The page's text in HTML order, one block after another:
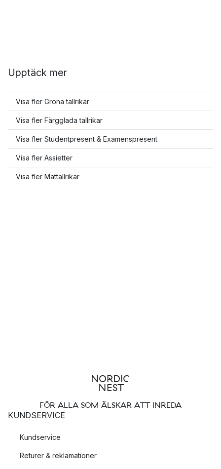
Upptäck mer
Visa fler Gröna tallrikar
Visa fler Färgglada tallrikar
Visa fler Studentpresent & Examenspresent
Visa fler Assietter
Visa fler Mattallrikar
FÖR ALLA SOM ÄLSKAR ATT INREDA
KUNDSERVICE
Kundservice
Returer & reklamationer